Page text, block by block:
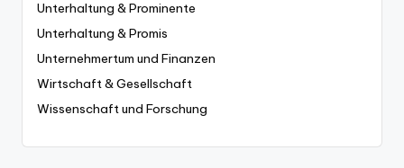
Unterhaltung & Prominente
Unterhaltung & Promis
Unternehmertum und Finanzen
Wirtschaft & Gesellschaft
Wissenschaft und Forschung